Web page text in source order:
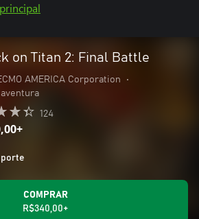
on Titan 2: Final Battle
AMERICA Corporation
•
124
COMPRAR
R$340,00+